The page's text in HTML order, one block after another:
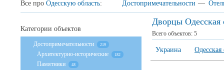
Все про Одесскую область: Достопримечательности —
Дворцы Одесская
Всего объектов: 5
Украина Одесская
Категории объектов
Достопримечательности 219
Архитектурно-исторические 182
Памятники 48